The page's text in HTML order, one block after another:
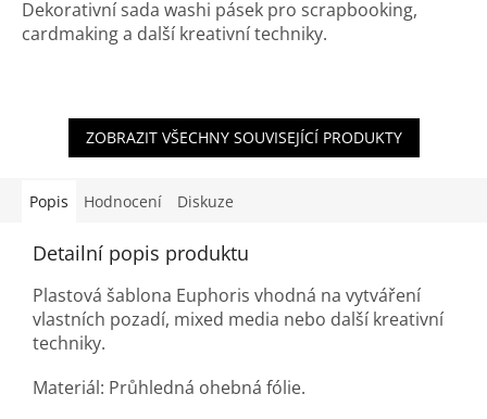
Dekorativní sada washi pásek pro scrapbooking,
cardmaking a další kreativní techniky.
ZOBRAZIT VŠECHNY SOUVISEJÍCÍ PRODUKTY
Popis Hodnocení Diskuze
Detailní popis produktu
Plastová šablona Euphoris vhodná na vytváření
vlastních pozadí, mixed media nebo další kreativní
techniky.
Materiál: Průhledná ohebná fólie.